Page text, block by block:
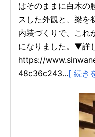
はそのままに白木の
スした外観と、梁を
内装づくりで、これ
になりました。▼詳
https://
48c36c243...[ 続き